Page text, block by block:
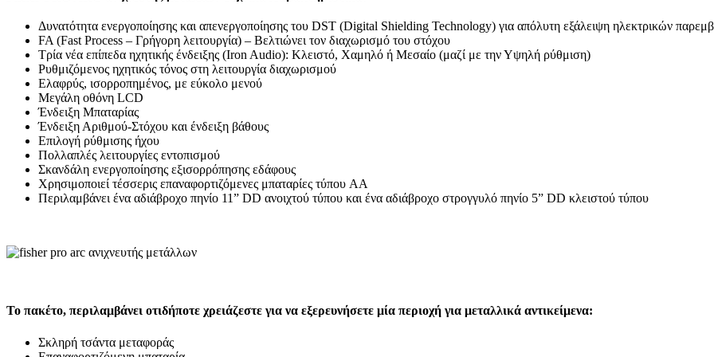
Δυνατότητα ενεργοποίησης και απενεργοποίησης του DST (Digital Shielding Technology) για απόλυτη εξάλειψη ηλεκτρικών
FA (Fast Process – Γρήγορη λειτουργία) – Βελτιώνει τον διαχωρισμό του στόχου
Τρία νέα επίπεδα ηχητικής ένδειξης (Iron Audio): Κλειστό, Χαμηλό ή Μεσαίο (μαζί με την Υψηλή ρύθμιση)
Ρυθμιζόμενος ηχητικός τόνος στη λειτουργία διαχωρισμού
Ελαφρύς, ισορροπημένος, με εύκολο μενού
Μεγάλη οθόνη LCD
Ένδειξη Μπαταρίας
Ένδειξη Αριθμού-Στόχου και ένδειξη βάθους
Επιλογή ρύθμισης ήχου
Πολλαπλές λειτουργίες εντοπισμού
Σκανδάλη ενεργοποίησης εξισορρόπησης εδάφους
Χρησιμοποιεί τέσσερις επαναφορτιζόμενες μπαταρίες τύπου AA
Περιλαμβάνει ένα αδιάβροχο πηνίο 11” DD ανοιχτού τύπου και ένα αδιάβροχο στρογγυλό πηνίο 5” DD κλειστού τύπου
Το πακέτο, περιλαμβάνει οτιδήποτε χρειάζεστε για να εξερευνήσετε μία περιοχή για μεταλλικά αντικείμενα:
Σκληρή τσάντα μεταφοράς